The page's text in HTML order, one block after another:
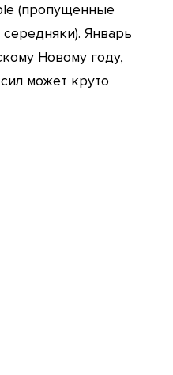
(пропущенные
Январь
Новому году,
может круто